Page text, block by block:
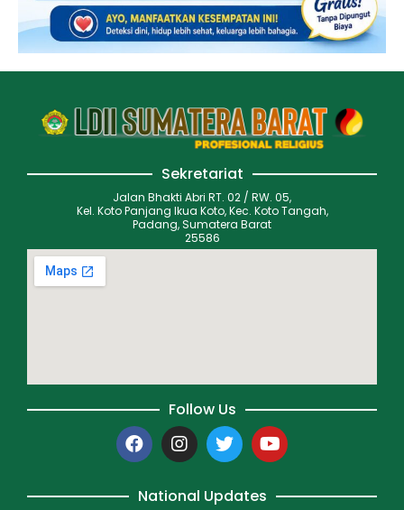
Sekretariat
Jalan Bhakti Abri RT. 02 / RW. 05,
Kel. Koto Panjang Ikua Koto, Kec. Koto Tangah,
Padang, Sumatera Barat
25586
Follow Us
National Updates